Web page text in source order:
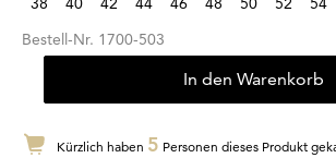
Bestell-Nr. 1700-503
In den Warenkorb
Kürzlich haben 5 Personen dieses Produkt